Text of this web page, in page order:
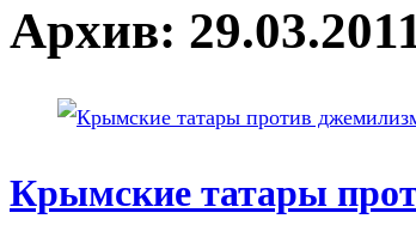
Архив:
Крымские татары